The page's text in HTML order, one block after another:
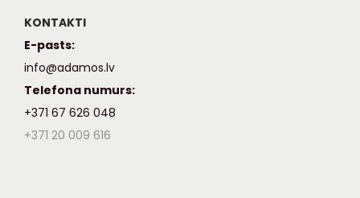
KONTAKTI
E-pasts:
info@adamos.lv
Telefona numurs:
+371 67 626 048
+371 20 009 616